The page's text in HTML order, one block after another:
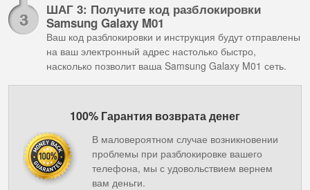
ШАГ 3: Получите код разблокировки
Samsung Galaxy M01
Ваш код разблокировки и инструкция будут отправлены
на ваш электронный адрес настолько быстро,
насколько позволит ваша Samsung Galaxy M01 сеть.
100% Гарантия возврата денег
В маловероятном случае возникновении
проблемы при разблокировке вашего
телефона, мы с удовольствием вернем
вам деньги.